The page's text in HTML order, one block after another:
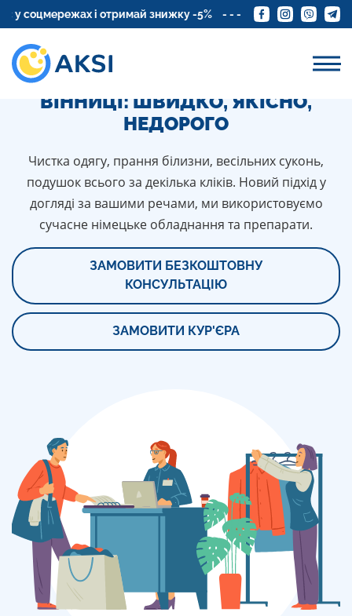
і отримай знижку -5% Замовте доставку
ПРОФЕСІЙНЕ ФАРБУВАННЯ
ДЖИНСІВ У ХІМЧИСТЦІ У
ВІННИЦІ: ШВИДКО, ЯКІСНО,
НЕДОРОГО
Чистка одягу, прання білизни, весільних суконь,
подушок всього за декілька кліків. Новий підхід у
догляді за вашими речами, ми використовуємо
сучасне німецьке обладнання та препарати.
ЗАМОВИТИ БЕЗКОШТОВНУ
КОНСУЛЬТАЦІЮ
ЗАМОВИТИ КУР'ЄРА